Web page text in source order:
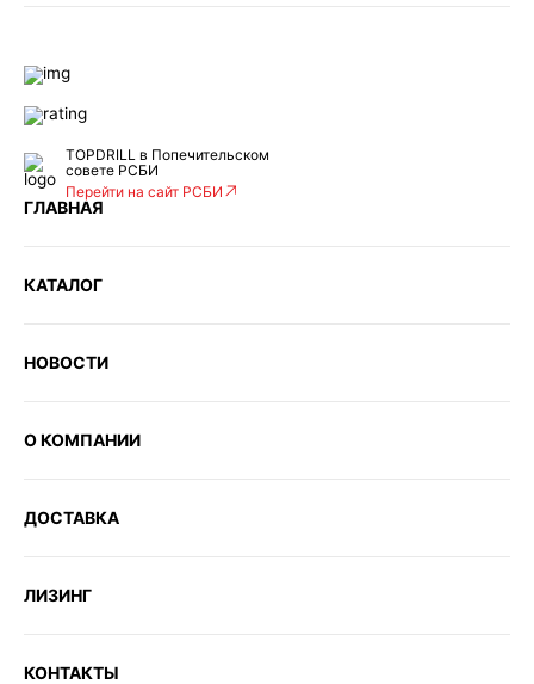
TOPDRILL в Попечительском
совете РСБИ
Перейти на сайт РСБИ
ГЛАВНАЯ
КАТАЛОГ
НОВОСТИ
О КОМПАНИИ
ДОСТАВКА
ЛИЗИНГ
КОНТАКТЫ